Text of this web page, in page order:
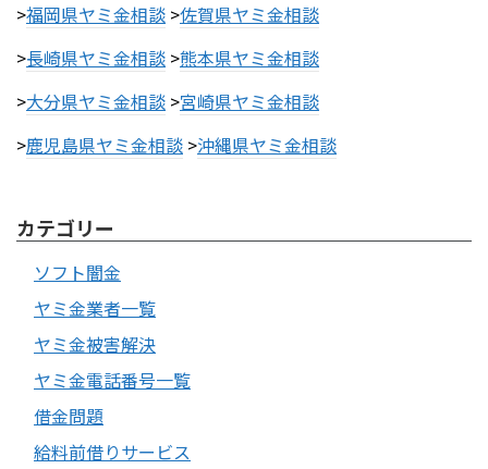
>福岡県ヤミ金相談 >佐賀県ヤミ金相談
>長崎県ヤミ金相談 >熊本県ヤミ金相談
>大分県ヤミ金相談 >宮崎県ヤミ金相談
>鹿児島県ヤミ金相談 >沖縄県ヤミ金相談
カテゴリー
ソフト闇金
ヤミ金業者一覧
ヤミ金被害解決
ヤミ金電話番号一覧
借金問題
給料前借りサービス